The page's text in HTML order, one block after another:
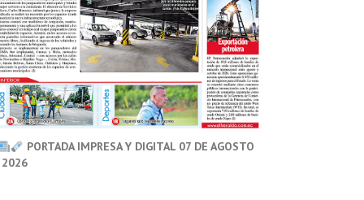
PORTADA IMPRESA Y DIGITAL 07 DE AGOSTO
2026